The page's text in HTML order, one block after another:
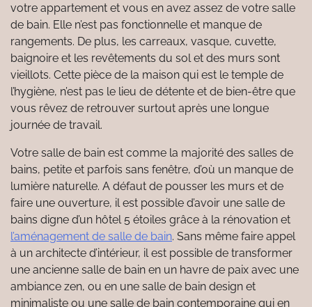
votre appartement et vous en avez assez de votre salle
de bain. Elle n’est pas fonctionnelle et manque de
rangements. De plus, les carreaux, vasque, cuvette,
baignoire et les revêtements du sol et des murs sont
vieillots. Cette pièce de la maison qui est le temple de
l’hygiène, n’est pas le lieu de détente et de bien-être que
vous rêvez de retrouver surtout après une longue
journée de travail.
Votre salle de bain est comme la majorité des salles de
bains, petite et parfois sans fenêtre, d’où un manque de
lumière naturelle. A défaut de pousser les murs et de
faire une ouverture, il est possible d’avoir une salle de
bains digne d’un hôtel 5 étoiles grâce à la rénovation et
l’aménagement de salle de bain. Sans même faire appel
à un architecte d’intérieur, il est possible de transformer
une ancienne salle de bain en un havre de paix avec une
ambiance zen, ou en une salle de bain design et
minimaliste ou une salle de bain contemporaine qui en